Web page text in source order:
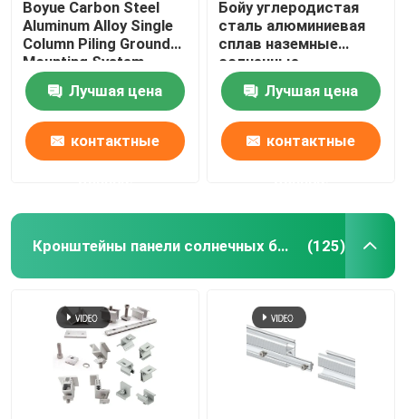
Boyue Carbon Steel
Aluminum Alloy Single
Column Piling Ground
Mounting System
(Бойу) - система
установки на грунте с
одноколонной
подставкой из
углеродистой стали и
Лучшая цена
контактные
Бойу углеродистая
сталь алюминиевая
сплав наземные
солнечные
кронштейны
Лучшая цена
контактные
Кронштейны панели солнечных батарей (125)